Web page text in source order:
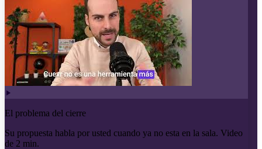
El problema del cierre
Su propuesta habla por usted cuando ya no esta en la sala. Video
de 2 min.